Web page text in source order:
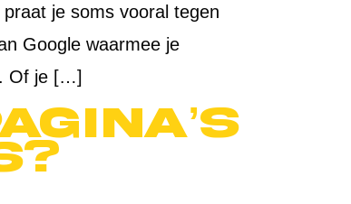
je soms vooral tegen
Google waarmee je
Of je […]